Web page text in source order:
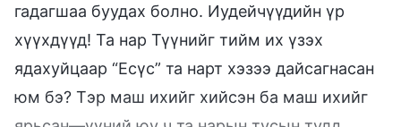
гадагшаа буудах болно. Иудейчүүдийн үр
хүүхдүүд! Та нар Түүнийг тийм их үзэх
ядахуйцаар “Есүс” та нарт хэзээ дайсагнасан
юм бэ? Тэр маш ихийг хийсэн ба маш ихийг